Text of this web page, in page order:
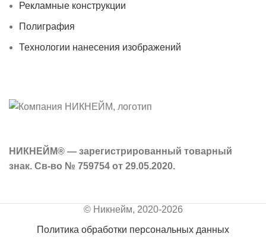
Рекламные конструкции
Полиграфия
Технологии нанесения изображений
НИКНЕЙМ® — зарегистрированный товарный
знак. Св-во № 759754 от 29.05.2020.
© Никнейм, 2020-2026
Политика обработки персональных данных